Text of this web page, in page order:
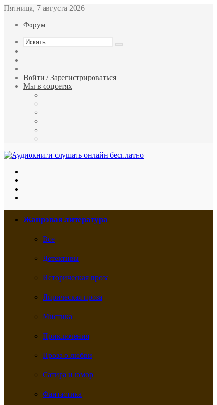
Пятница, 7 августа 2026
Форум
Искать
статья
Войти / Зарегистрироваться
Мы в соцсетях
Жанровая литература
Все
Детективы
Историческая проза
Лирическая проза
Мистика
Приключения
Проза о любви
Сатира и юмор
Фантастика